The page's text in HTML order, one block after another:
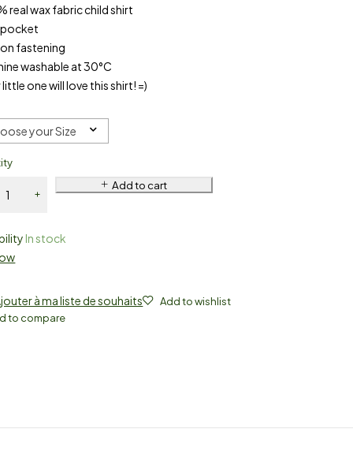
real wax fabric child shirt
pocket
fastening
washable at 30°C
little one will love this shirt! =)
your Size
Add to cart
In stock
à ma liste de souhaits